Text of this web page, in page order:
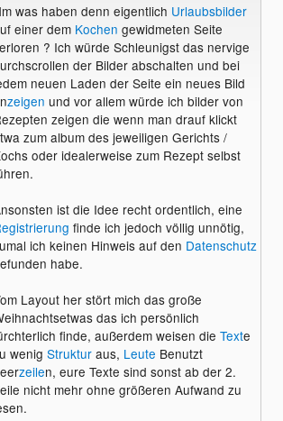
was haben denn eigentlich Urlaubsbilder
einer dem Kochen gewidmeten Seite
? Ich würde Schleunigst das nervige
der Bilder abschalten und bei
neuen Laden der Seite ein neues Bild
zeigen und vor allem würde ich bilder von
zeigen die wenn man drauf klickt
zum album des jeweiligen Gerichts /
oder idealerweise zum Rezept selbst
ist die Idee recht ordentlich, eine
finde ich jedoch völlig unnötig,
ich keinen Hinweis auf den Datenschutz
habe.
Layout her stört mich das große
das ich persönlich
finde, außerdem weisen die Texte
wenig Strukturaus, Leute Benutzt
zeilen, eure Texte sind sonst ab der 2.
nicht mehr ohne größeren Aufwand zu